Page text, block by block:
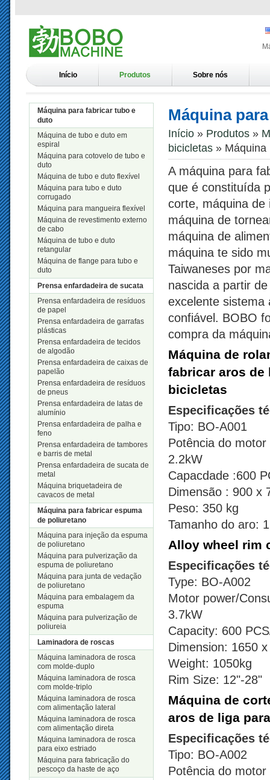
Início Produtos Sobre nós
Máquina para fabricar tubo e
duto
Máquina de tubo e duto em
espiral
Máquina para cotovelo de tubo e
duto
Máquina de tubo e duto flexível
Máquina para tubo e duto
corrugado
Máquina para mangueira flexível
Máquina de revestimento externo
de cabo
Máquina de tubo e duto
retangular
Máquina de flange para tubo e
duto
Prensa enfardadeira de sucata
Prensa enfardadeira de resíduos
de papel
Prensa enfardadeira de garrafas
plásticas
Prensa enfardadeira de tecidos
de algodão
Prensa enfardadeira de caixas de
papelão
Prensa enfardadeira de resíduos
de pneus
Prensa enfardadeira de latas de
alumínio
Prensa enfardadeira de palha e
feno
Prensa enfardadeira de tambores
e barris de metal
Prensa enfardadeira de sucata de
metal
Máquina briquetadeira de
cavacos de metal
Máquina para fabricar espuma
de poliuretano
Máquina para injeção da espuma
de poliuretano
Máquina para pulverização da
espuma de poliuretano
Máquina para junta de vedação
de poliuretano
Máquina para embalagem da
espuma
Máquina para pulverização de
poliureia
Laminadora de roscas
Máquina laminadora de rosca
com molde-duplo
Máquina laminadora de rosca
com molde-triplo
Máquina laminadora de rosca
com alimentação lateral
Máquina laminadora de rosca
com alimentação direta
Máquina laminadora de rosca
para eixo estriado
Máquina para fabricação do
pescoço da haste de aço
Máquina
Início» Produtos»
bicicletas» Máquina
A máquina para
que é constituída
corte, máquina de
máquina de
máquina de
máquina te sido
Taiwaneses por
nascida a partir
excelente sistema
confiável. BOBO
compra da
Máquina de
fabricar aros de
bicicletas
Especificações
Tipo: BO-A001
Potência do
2.2kW
Capacdade :600
Dimensão : 900 x
Peso: 350 kg
Tamanho do aro:
Alloy wheel rim
Especificações
Type: BO-A002
Motor power/
3.7kW
Capacity: 600
Dimension: 1650
Weight: 1050kg
Rim Size: 12"-28"
Máquina de
aros de liga
Especificações
Tipo: BO-A002
Potência do